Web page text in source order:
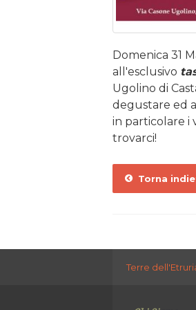
Domenica 31
all'esclusivo
Ugolino di
degustare ed
in particolare i
trovarci!
Torna
Terre